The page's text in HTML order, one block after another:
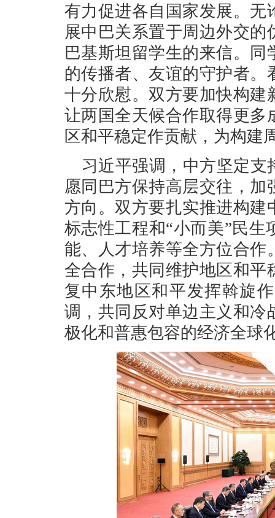
有力促进各自国家发展。
展中巴关系置于周边外交
巴基斯坦留学生的来信。
的传播者、友谊的守护者
十分欣慰。双方要加快构
让两国全天候合作取得更
区和平稳定作贡献，为构建
习近平强调，中方坚定
愿同巴方保持高层交往，
方向。双方要扎实推进构
标志性工程和“小而美”民
能、人才培养等全方位合
全合作，共同维护地区和
复中东地区和平发挥斡旋
调，共同反对单边主义和
极化和普惠包容的经济全球